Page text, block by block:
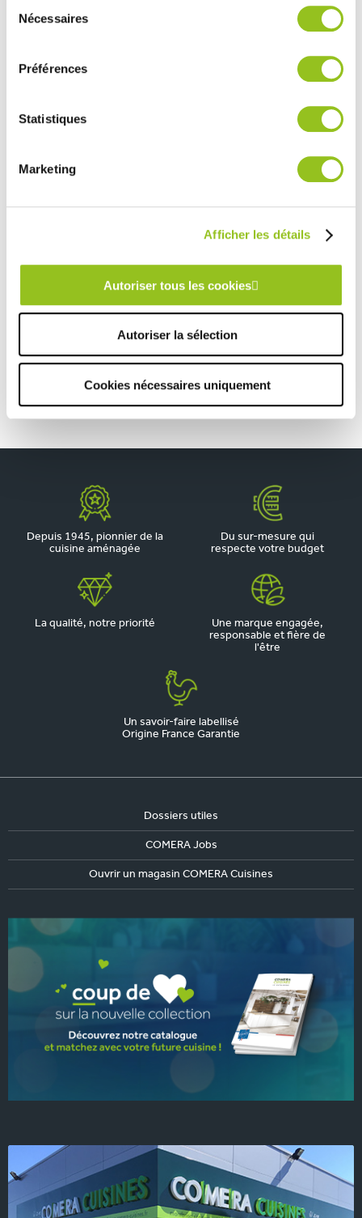
médias sociaux et d'analyser notre trafic. Nous
partageons également des informations sur l'utilisation de
notre site avec nos partenaires de médias sociaux, de
publicité et d'analyse, qui peuvent combiner celles-ci
ou qu'ils ont collectées lors de votre utilisation de leurs
Nécessaires
Préférences
Statistiques
Marketing
Afficher les détails
Autoriser tous les cookies
Autoriser la sélection
Cookies nécessaires uniquement
TECHNIQUES :
Magasin : COMERA Cuisines à Châteaubriant (44)
TOUTES NOS RÉALISATIONS
Depuis 1945, pionnier de la
cuisine aménagée
Du sur-mesure qui
respecte votre budget
La qualité, notre priorité
Une marque engagée,
responsable et fière de
l'être
Un savoir-faire labellisé
Origine France Garantie
Dossiers utiles
COMERA Jobs
Ouvrir un magasin COMERA Cuisines